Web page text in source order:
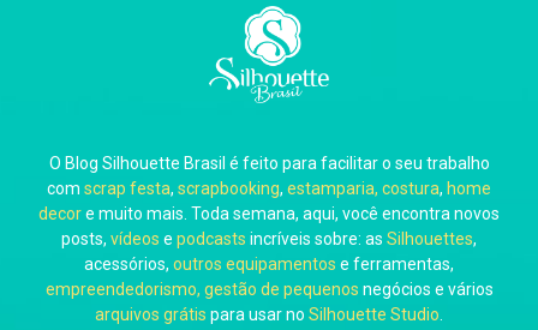
O Blog Silhouette Brasil é feito para facilitar o seu trabalho
com scrap festa, scrapbooking, estamparia, costura, home
decore muito mais. Toda semana, aqui, você encontra novos
posts, vídeos e podcasts incríveis sobre: as Silhouettes,
acessórios, outros equipamentos e ferramentas,
empreendedorismo, gestão de pequenos negócios e vários
arquivos grátis para usar no Silhouette Studio.